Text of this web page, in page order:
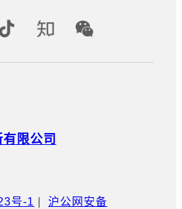
限公司
号-1 |沪公网安备